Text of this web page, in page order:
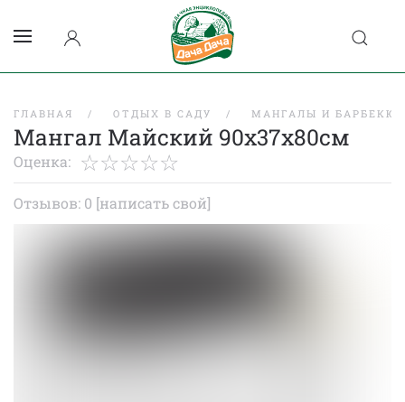
ГЛАВНАЯ ОТДЫХ В САДУ МАНГАЛЫ И БАРБЕКЮ
Мангал Майский 90х37х80см
Оценка:
Отзывов: 0 [написать свой]